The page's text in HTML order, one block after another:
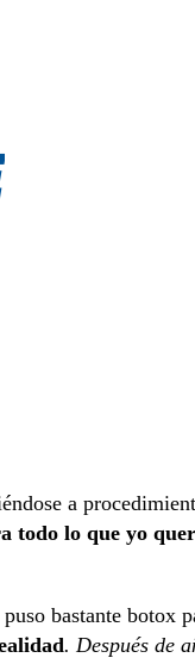
a
todo lo que yo
bastante botox
. Después de